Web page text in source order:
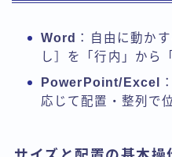
Word ：自由に動か
し］を「行内」から
PowerPoint/Excel
応じて配置・整列で